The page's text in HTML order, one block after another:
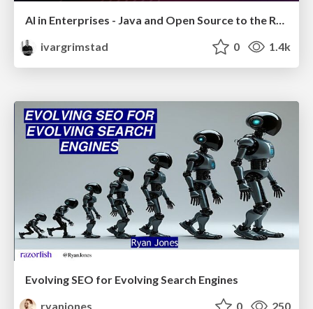
AI in Enterprises - Java and Open Source to the Rescue
ivargrimstad
0 1.4k
Evolving SEO for Evolving Search Engines
ryanjones
0 250